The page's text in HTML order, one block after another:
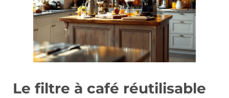
Le filtre à café réutilisable